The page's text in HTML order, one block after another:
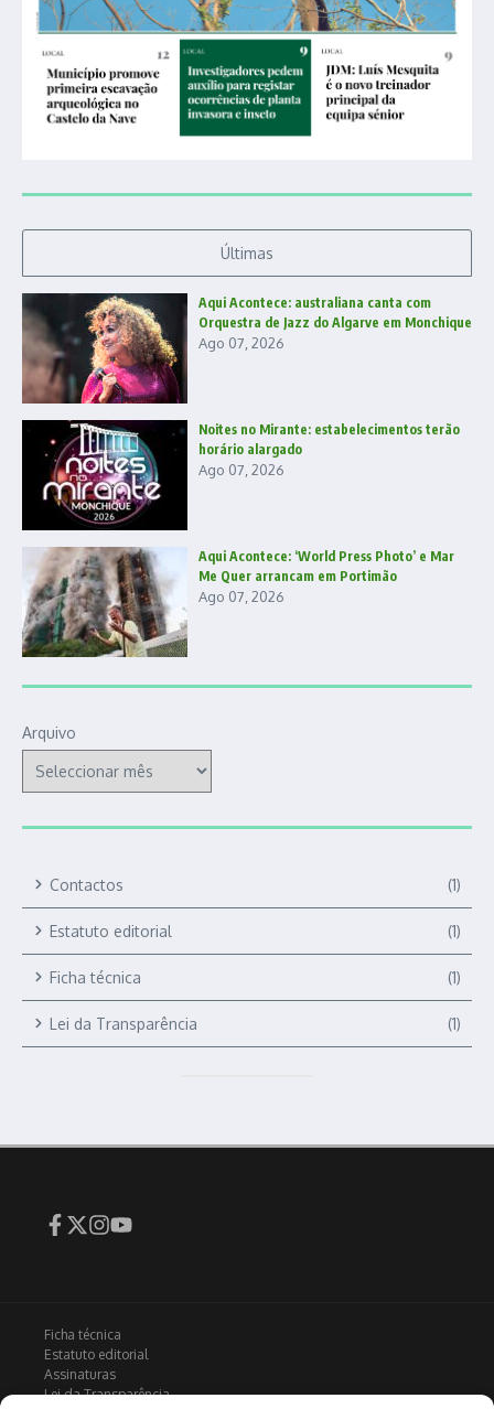
Últimas
Aqui Acontece: australiana canta com
Orquestra de Jazz do Algarve em Monchique
Ago 07, 2026
Noites no Mirante: estabelecimentos terão
horário alargado
Ago 07, 2026
Aqui Acontece: ‘World Press Photo’ e Mar
Me Quer arrancam em Portimão
Ago 07, 2026
Arquivo
Contactos (1)
Estatuto editorial (1)
Ficha técnica (1)
Lei da Transparência (1)
Ficha técnica
Estatuto editorial
Assinaturas
Lei da Transparência